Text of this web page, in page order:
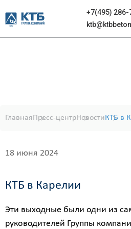
+7(495) 286-
ГлавнаяПресс-центрНовостиКТБ в
18 июня 2024
КТБ в Карелии
Эти выходные были одни из
руководителей Группы